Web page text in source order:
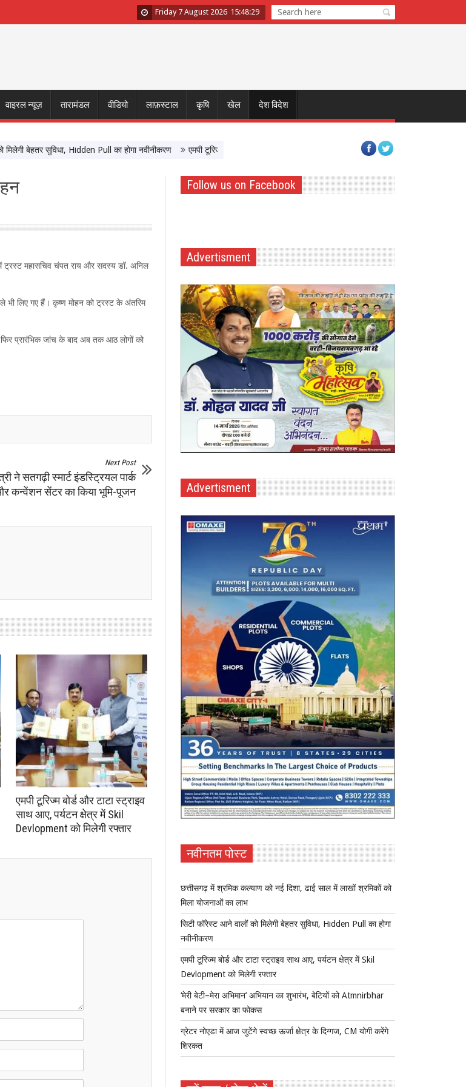
Friday 7 August 2026 15:48:29
वाइरल न्यूज़ तारामंडल वीडियो लाफ़स्टाल कृषि खेल देश विदेश
बेहतर सुविधा, Hidden Pull का होगा नवीनीकरण एमपी टूरिज्म बोर्ड और टाटा स्ट्राइव साथ आए, पर्यटन क्षेत्र में Skil Devlopment को मिलेगी रफ्तार
में ट्रस्ट महासचिव चंपत राय और सदस्य डॉ. अनिल
भी लिए गए हैं। कृष्ण मोहन को ट्रस्ट के अंतरिम
प्रारंभिक जांच के बाद अब तक आठ लोगों को
Next Post
ने सतगढ़ी स्मार्ट इंडस्ट्रियल पार्क
कन्वेंशन सेंटर का किया भूमि-पूजन
एमपी टूरिज्म बोर्ड और टाटा स्ट्राइव
साथ आए, पर्यटन क्षेत्र में Skil
Devlopment को मिलेगी रफ्तार
Follow us on Facebook
Advertisment
Advertisment
नवीनतम पोस्ट
छत्तीसगढ़ में श्रमिक कल्याण को नई दिशा, ढाई साल में लाखों श्रमिकों को
मिला योजनाओं का लाभ
सिटी फॉरेस्ट आने वालों को मिलेगी बेहतर सुविधा, Hidden Pull का होगा
नवीनीकरण
एमपी टूरिज्म बोर्ड और टाटा स्ट्राइव साथ आए, पर्यटन क्षेत्र में Skil
Devlopment को मिलेगी रफ्तार
‘मेरी बेटी–मेरा अभिमान’ अभियान का शुभारंभ, बेटियों को Atmnirbhar
बनाने पर सरकार का फोकस
ग्रेटर नोएडा में आज जुटेंगे स्वच्छ ऊर्जा क्षेत्र के दिग्गज, CM योगी करेंगे
शिरकत